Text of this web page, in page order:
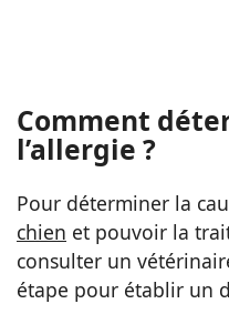
Comment
l’allergie ?
Pour déterminer la
chien et pouvoir la
consulter un
étape pour établir un